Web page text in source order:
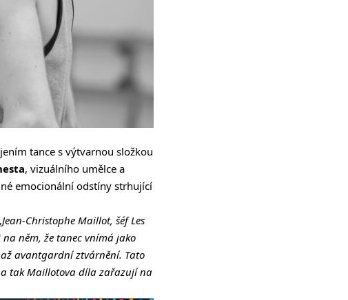
tance s výtvarnou složkou
, vizuálního umělce a
emocionální odstíny strhující
Christophe Maillot, šéf Les
něm, že tanec vnímá jako
avantgardní ztvárnění. Tato
a tak Maillotova díla zařazují na